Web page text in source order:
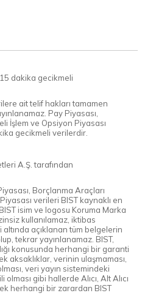
dakika gecikmeli
ait telif hakları tamamen
Pay Piyasası,
İşlem ve Opsiyon Piyasası
gecikmeli verilerdir.
A.Ş. tarafından
Borçlanma Araçları
verileri BIST kaynaklı en
isim ve logosu Koruma Marka
kullanılamaz, iktibas
açıklanan tüm belgelerin
tekrar yayınlanamaz. BIST,
konusunda herhangi bir garanti
aksaklıklar, verinin ulaşmaması,
veri yayın sistemindeki
gibi hallerde Alıcı, Alt Alıcı
herhangi bir zarardan BIST